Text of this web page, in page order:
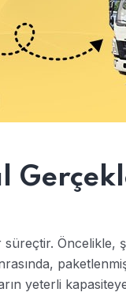
süreçtir. Öncelikle,
yeterli